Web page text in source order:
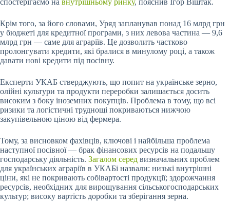
спостерігаємо на внутрішньому ринку, пояснив Ігор Віштак.
Крім того, за його словами, Уряд запланував понад 16 млрд грн
у бюджеті для кредитної програми, з них левова частина — 9,6
млрд грн — саме для аграріїв. Це дозволить частково
пролонгувати кредити, які бралися в минулому році, а також
давати нові кредити під посівну.
Експерти УКАБ стверджують, що попит на українське зерно,
олійні культури та продукти переробки залишається досить
високим з боку іноземних покупців. Проблема в тому, що всі
ризики та логістичні труднощі покриваються нижчою
закупівельною ціною від фермера.
Тому, за висновком фахівців, ключові і найбільша проблема
наступної посівної — брак фінансових ресурсів на подальшу
господарську діяльність. Загалом серед визначальних проблем
для українських аграріїв в УКАБі назвали: низькі внутрішні
ціни, які не покривають собівартості продукції; здорожчання
ресурсів, необхідних для вирощування сільськогосподарських
культур; високу вартість доробки та зберігання зерна.